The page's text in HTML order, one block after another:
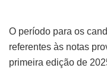
O período para os
referentes às notas
primeira edição de